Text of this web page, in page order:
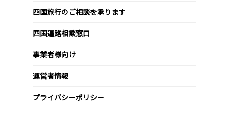
四国旅行のご相談を承ります
四国遍路相談窓口
事業者様向け
運営者情報
プライバシーポリシー